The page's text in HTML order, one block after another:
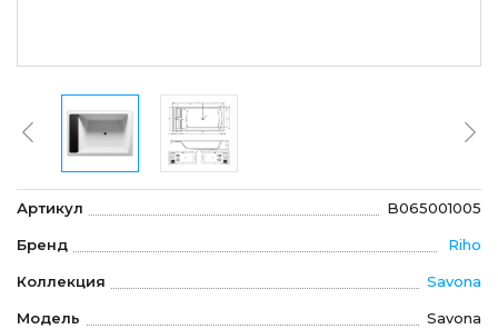
Артикул B065001005
Бренд Riho
Коллекция Savona
Модель Savona